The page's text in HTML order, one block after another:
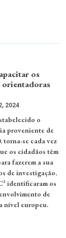
os
orientadoras
2024
o
proveniente de
torna-se cada vez
os cidadãos têm
fazerem a sua
de investigação,
identificaram os
de
nível europeu.